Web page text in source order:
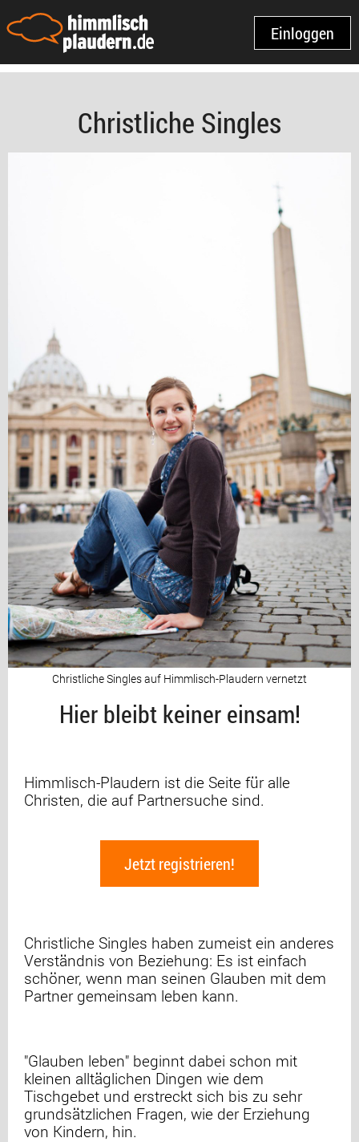
Einloggen
Christliche Singles
Christliche Singles auf Himmlisch-Plaudern vernetzt
Hier bleibt keiner einsam!
Himmlisch-Plaudern ist die Seite für alle
Christen, die auf Partnersuche sind.
Jetzt registrieren!
Christliche Singles haben zumeist ein anderes
Verständnis von Beziehung: Es ist einfach
schöner, wenn man seinen Glauben mit dem
Partner gemeinsam leben kann.
"Glauben leben" beginnt dabei schon mit
kleinen alltäglichen Dingen wie dem
Tischgebet und erstreckt sich bis zu sehr
grundsätzlichen Fragen, wie der Erziehung
von Kindern, hin.